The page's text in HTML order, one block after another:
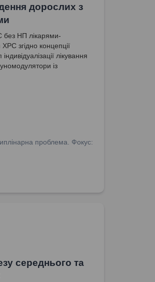
дорослих з
НП лікарями-
згідно концепції
лікування
із
проблема. Фокус:
середнього та